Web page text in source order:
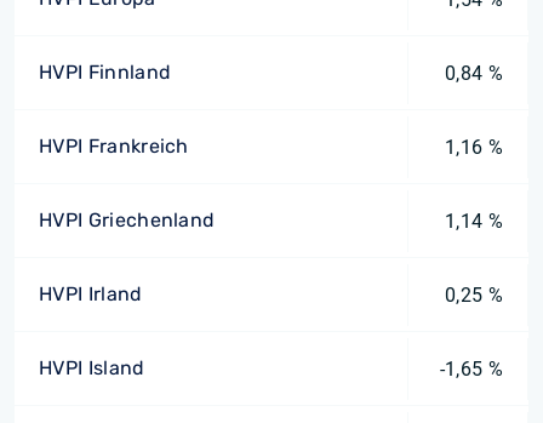
HVPI Finnland 0,84 %
HVPI Frankreich 1,16 %
HVPI Griechenland 1,14 %
HVPI Irland 0,25 %
HVPI Island -1,65 %